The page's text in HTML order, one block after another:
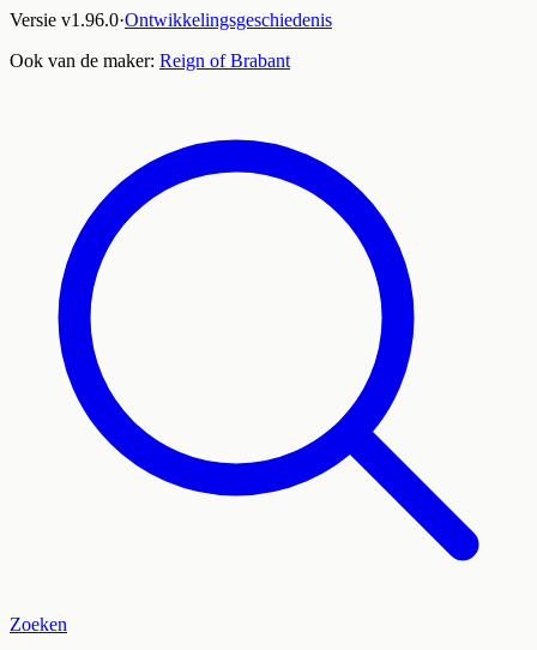
Versie v1.96.0·Ontwikkelingsgeschiedenis
Ook van de maker: Reign of Brabant
Zoeken